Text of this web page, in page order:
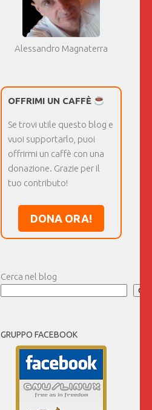
Alessandro Magnaterra
OFFRIMI UN CAFFÈ
Se trovi utile questo blog e
vuoi supportarlo, puoi
offrirmi un caffè con una
donazione. Grazie per il
tuo contributo!
DONA ORA!
Cerca nel blog
GRUPPO FACEBOOK